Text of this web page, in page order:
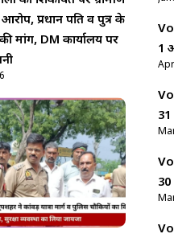
प्रधान पति व पुत्र के
मांग, DM कार्यालय पर
1
31
30